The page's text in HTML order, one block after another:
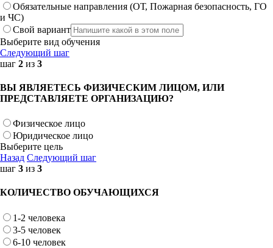
Обязательные направления (ОТ, Пожарная безопасность, ГО
и ЧС)
Свой вариант
Выберите вид обучения
Следующий шаг
шаг 2 из 3
ВЫ ЯВЛЯЕТЕСЬ ФИЗИЧЕСКИМ ЛИЦОМ, ИЛИ
ПРЕДСТАВЛЯЕТЕ ОРГАНИЗАЦИЮ?
Физическое лицо
Юридическое лицо
Выберите цель
Назад Следующий шаг
шаг 3 из 3
КОЛИЧЕСТВО ОБУЧАЮЩИХСЯ
1-2 человека
3-5 человек
6-10 человек